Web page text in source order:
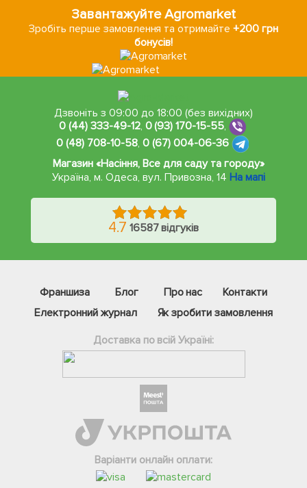
Завантажуйте Agromarket
Зробіть перше замовлення та отримайте+200 грн
бонусів!
Дзвоніть з 09:00 до 18:00 (без вихідних)
0 (44) 333-49-12, 0 (93) 170-15-55,
0 (48) 708-10-58, 0 (67) 004-06-36
Магазин «Насіння, Все для саду та городу»
Україна, м. Одеса,вул. Привозна, 14 На мапі
4.7 16587 відгуків
Франшиза Блог Про нас
Контакти
Електронний журнал
Як зробити замовлення
Доставка по всій Україні:
Варіанти онлайн оплати:
Телеграм
Вайбер